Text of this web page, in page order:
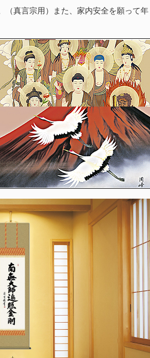
（真言宗用）また、家内安全を願って年